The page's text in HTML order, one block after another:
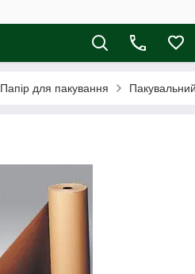
Папір для пакування